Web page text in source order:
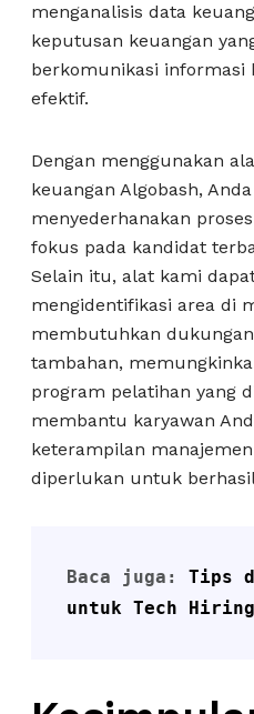
menganalisis data
keputusan keuangan
berkomunikasi informasi
efektif.
Dengan menggunakan
keuangan Algobash,
menyederhanakan
fokus pada kandidat
Selain itu, alat kami
mengidentifikasi area di
membutuhkan
tambahan,
program pelatihan yang
membantu karyawan
keterampilan
diperlukan untuk
Baca juga: Tips
untuk Tech Hiring